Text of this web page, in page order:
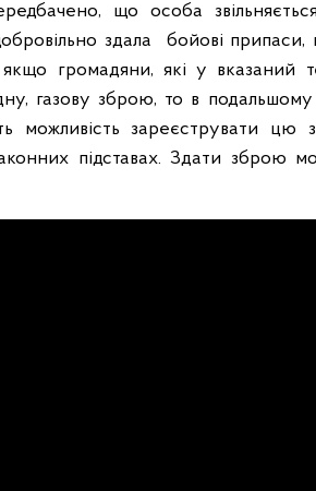
що особа
здала бойові припаси,
громадяни, які у вказаний
газову зброю, то в
можливість зареєструвати
підставах. Здати зброю